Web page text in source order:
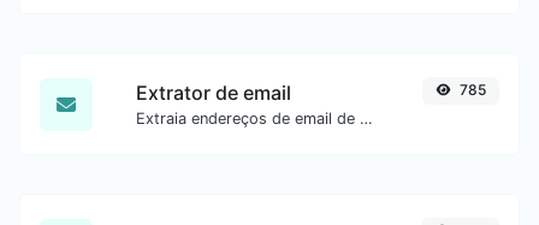
Extrator de email
Extraia endereços de email de qualquer tipo de conteúdo de texto.
785